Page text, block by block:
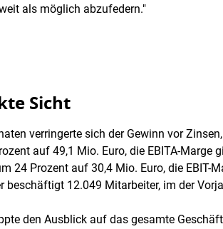
als möglich abzufedern."
Sicht
verringerte sich der Gewinn vor
auf 49,1 Mio. Euro, die EBITA-
24 Prozent auf 30,4 Mio. Euro, die
beschäftigt 12.049 Mitarbeiter, im der
den Ausblick auf das gesamte